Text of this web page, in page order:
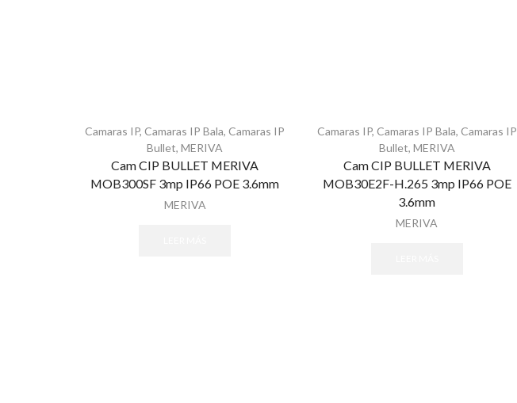
Camaras IP,Camaras IP Bala,Camaras IP
Bullet,MERIVA
Cam CIP BULLET MERIVA
MOB300SF 3mp IP66 POE 3.6mm
MERIVA
Camaras IP, Camaras IP Bala, Camaras IP
Bullet, MERIVA
Cam CIP BULLET MERIVA
MOB30E2F-H.265 3mp IP66 POE
3.6mm
MERIVA